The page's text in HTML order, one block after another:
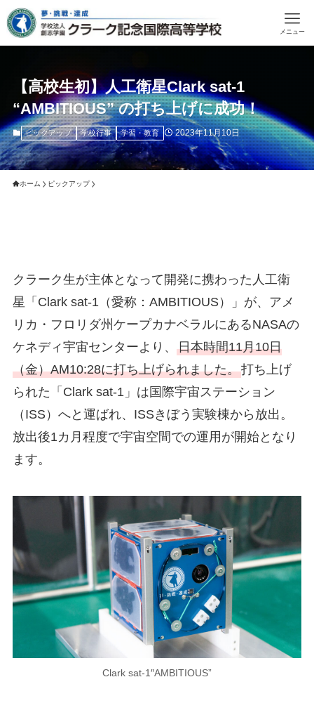
メニュー
【高校生初】人工衛星Clark sat-1
“AMBITIOUS” の打ち上げに成功！
ピックアップ 学校行事 学習・教育 2023年11月10日
ホーム ピックアップ
クラーク生が主体となって開発に携わった人工衛
星「Clark sat-1（愛称：AMBITIOUS）」が、アメ
リカ・フロリダ州ケープカナベラルにあるNASAの
ケネディ宇宙センターより、 日本時間11月10日
（金）AM10:28に打ち上げられました。打ち上げ
られた「Clark sat-1」は国際宇宙ステーション
（ISS）へと運ばれ、ISSきぼう実験棟から放出。
放出後1カ月程度で宇宙空間での運用が開始となり
ます。
Clark sat-1″AMBITIOUS”